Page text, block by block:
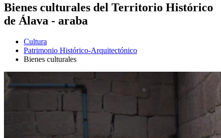
Bienes culturales del Territorio Histórico
de Álava - araba
Cultura
Patrimonio Histórico-Arquitectónico
Bienes culturales